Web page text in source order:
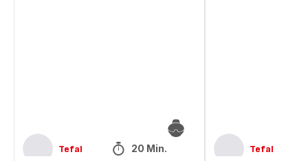
Tefal 20 Min. Tefal